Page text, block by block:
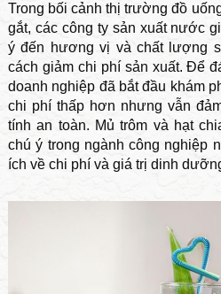
Trong bối cảnh thị trường đồ
gắt, các công ty sản xuất nước
ý đến hương vị và chất lượng
cách giảm chi phí sản xuất. Để
doanh nghiệp đã bắt đầu khám
chi phí thấp hơn nhưng vẫn
tính an toàn. Mủ trôm và hạt
chú ý trong ngành công nghiệp
ích về chi phí và giá trị dinh